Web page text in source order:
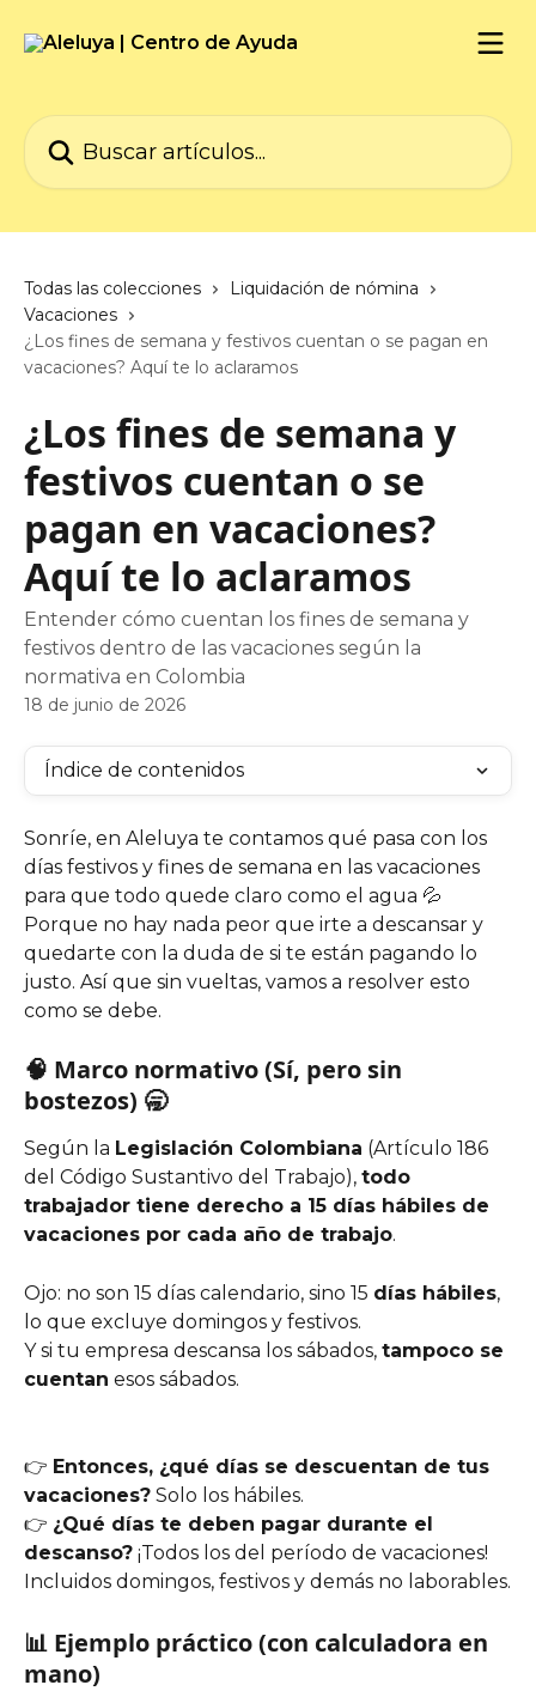
Buscar artículos...
Todas las colecciones
Liquidación de nómina
Vacaciones
¿Los fines de semana y festivos cuentan o se pagan en
vacaciones? Aquí te lo aclaramos
¿Los fines de semana y
festivos cuentan o se
pagan en vacaciones?
Aquí te lo aclaramos
Entender cómo cuentan los fines de semana y
festivos dentro de las vacaciones según la
normativa en Colombia
18 de junio de 2026
Índice de contenidos
Sonríe, en Aleluya te contamos qué pasa con los
días festivos y fines de semana en las vacaciones
para que todo quede claro como el agua 💦
Porque no hay nada peor que irte a descansar y
quedarte con la duda de si te están pagando lo
justo. Así que sin vueltas, vamos a resolver esto
como se debe.
🧠 Marco normativo (Sí, pero sin
bostezos) 🥱
Según la Legislación Colombiana (Artículo 186
del Código Sustantivo del Trabajo), todo
trabajador tiene derecho a 15 días hábiles de
vacaciones por cada año de trabajo.
Ojo: no son 15 días calendario, sino 15 días hábiles,
lo que excluye domingos y festivos.
Y si tu empresa descansa los sábados, tampoco se
cuentan esos sábados.
👉 Entonces, ¿qué días se descuentan de tus
vacaciones? Solo los hábiles.
👉 ¿Qué días te deben pagar durante el
descanso? ¡Todos los del período de vacaciones!
Incluidos domingos, festivos y demás no laborables.
📊 Ejemplo práctico (con calculadora en
mano)